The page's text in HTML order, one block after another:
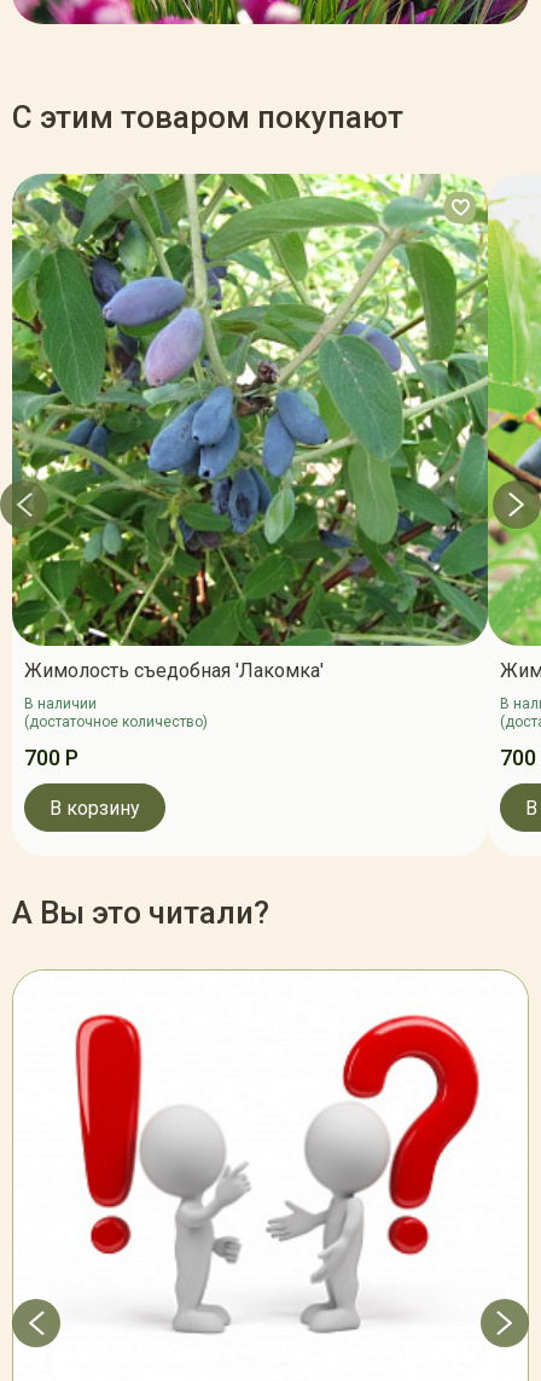
С этим товаром покупают
Жимолость съедобная 'Лакомка'
В наличии
(достаточное количество)
700 Р
В корзину
В
А Вы это читали?